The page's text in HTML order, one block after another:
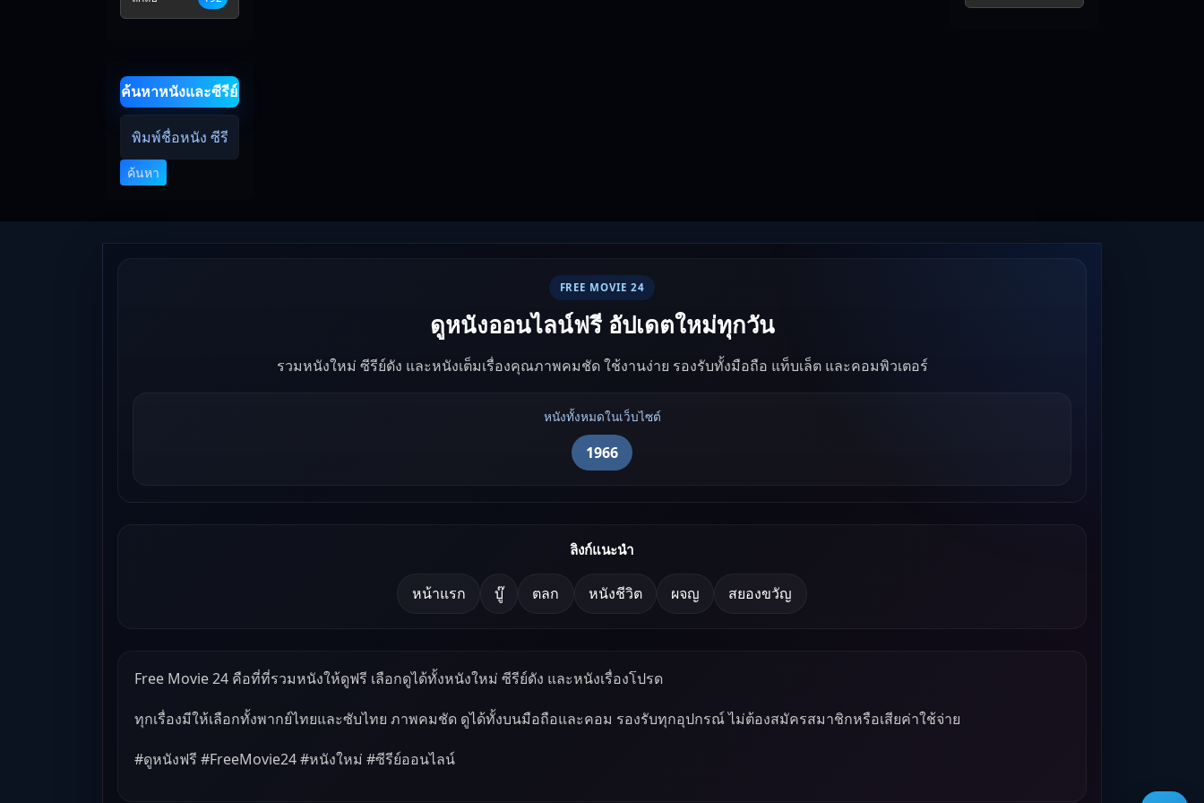
ค้นหาหนังและซีรีย์
ค้นหา
FREE MOVIE 24
ดูหนังออนไลน์ฟรี อัปเดตใหม่ทุกวัน
รวมหนังใหม่ ซีรีย์ดัง และหนังเต็มเรื่องคุณภาพคมชัด ใช้งานง่าย รองรับทั้งมือถือ แท็บเล็ต และคอมพิวเตอร์
หนังทั้งหมดในเว็บไซต์
1966
ลิงก์แนะนำ
หน้าแรก บู๊ ตลก หนังชีวิต ผจญ สยองขวัญ
Free Movie 24 คือที่ที่รวมหนังให้ดูฟรี เลือกดูได้ทั้งหนังใหม่ ซีรีย์ดัง และหนังเรื่องโปรด
ทุกเรื่องมีให้เลือกทั้งพากย์ไทยและซับไทย ภาพคมชัด ดูได้ทั้งบนมือถือและคอม รองรับทุกอุปกรณ์ ไม่ต้องสมัครสมาชิกหรือเสียค่าใช้จ่าย
#ดูหนังฟรี #FreeMovie24 #หนังใหม่ #ซีรีย์ออนไลน์